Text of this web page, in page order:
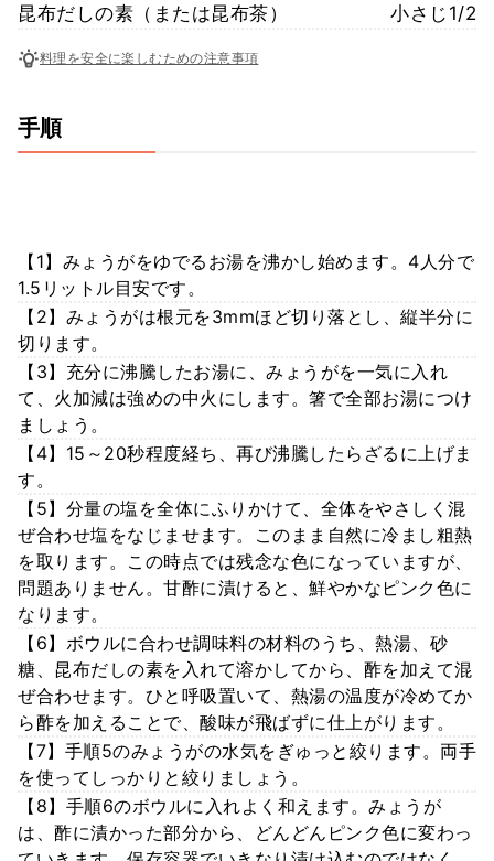
昆布だしの素（または昆布茶）
小さじ1/2
料理を安全に楽しむための注意事項
手順
【1】みょうがをゆでるお湯を沸かし始めます。4人分で
1.5リットル目安です。
【2】みょうがは根元を3mmほど切り落とし、縦半分に
切ります。
【3】充分に沸騰したお湯に、みょうがを一気に入れ
て、火加減は強めの中火にします。箸で全部お湯につけ
ましょう。
【4】15～20秒程度経ち、再び沸騰したらざるに上げま
す。
【5】分量の塩を全体にふりかけて、全体をやさしく混
ぜ合わせ塩をなじませます。このまま自然に冷まし粗熱
を取ります。この時点では残念な色になっていますが、
問題ありません。甘酢に漬けると、鮮やかなピンク色に
なります。
【6】ボウルに合わせ調味料の材料のうち、熱湯、砂
糖、昆布だしの素を入れて溶かしてから、酢を加えて混
ぜ合わせます。ひと呼吸置いて、熱湯の温度が冷めてか
ら酢を加えることで、酸味が飛ばずに仕上がります。
【7】手順5のみょうがの水気をぎゅっと絞ります。両手
を使ってしっかりと絞りましょう。
【8】手順6のボウルに入れよく和えます。みょうが
は、酢に漬かった部分から、どんどんピンク色に変わっ